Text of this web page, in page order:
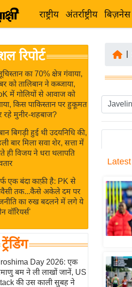
राष्ट्रीय अंतर्राष्ट्रीय बिज़नेस
रिपोर्ट
का 70% क्षेत्र गंवाया,
को तालिबान ने कब्जाया,
में गोलियों से आवाज को
किस पाकिस्तान पर हुकूमत
रहे मुनीर-शहबाज?
बिगड़ी हुई थी उदयनिधि की,
बार मिला सवा शेर, सत्ता में
ही विजय ने धरा थलापति
एक बंदा काफ़ी है: PK से
तक...कैसे अकेले दम पर
का रुख बदलने में लगे ये
वॉरियर्स'
ट्रेंडिंग
Day 2026: एक
बम ने ली लाखों जानें, US
की उस काली सुबह ने
Latest